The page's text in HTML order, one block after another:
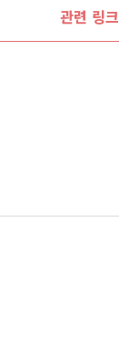
관련 링크